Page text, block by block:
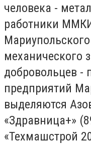
человека -
работники
механического
добровольцев -
предприятий
выделяются
«Здравница+»
«Техмашстрой